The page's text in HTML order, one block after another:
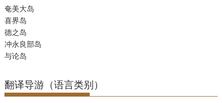
奄美大岛
喜界岛
德之岛
冲永良部岛
与论岛
翻译导游（语言类别）